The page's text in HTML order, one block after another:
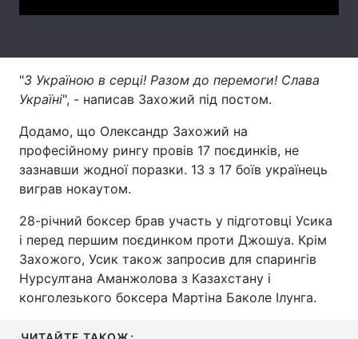
Послуги
Тема оформлення
"З Україною в серці! Разом до перемоги! Слава
Україні", - написав Захожий під постом.
Додамо, що Олександр Захожий на
професійному рингу провів 17 поєдинків, не
зазнавши жодної поразки. 13 з 17 боїв українець
виграв нокаутом.
28-річний боксер брав участь у підготовці Усика
і перед першим поєдинком проти Джошуа. Крім
Захожого, Усик також запросив для спарингів
Нурсултана Аманжолова з Казахстану і
конголезького боксера Мартіна Баколе Ілунга.